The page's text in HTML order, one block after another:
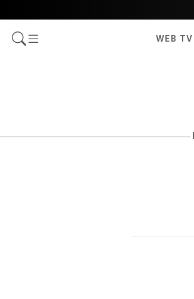
WEB TV